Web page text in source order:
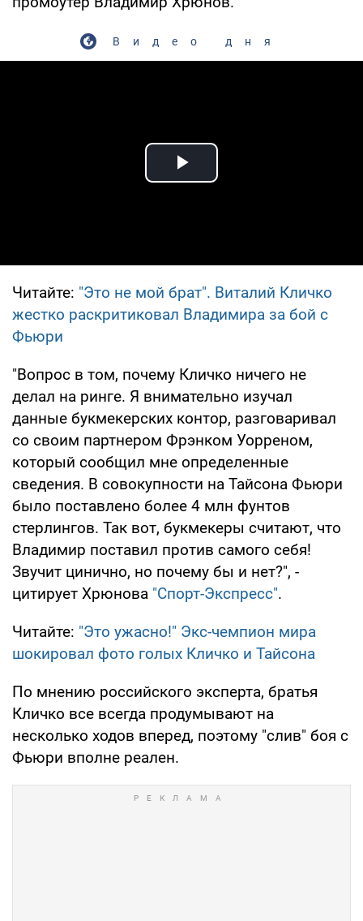
Видео дня
Play Video
Читайте: "Это не мой брат". Виталий Кличко
жестко раскритиковал Владимира за бой с
Фьюри
"Вопрос в том, почему Кличко ничего не
делал на ринге. Я внимательно изучал
данные букмекерских контор, разговаривал
со своим партнером Фрэнком Уорреном,
который сообщил мне определенные
сведения. В совокупности на Тайсона Фьюри
было поставлено более 4 млн фунтов
стерлингов. Так вот, букмекеры считают, что
Владимир поставил против самого себя!
Звучит цинично, но почему бы и нет?", -
цитирует Хрюнова "Спорт-Экспресс".
Читайте: "Это ужасно!" Экс-чемпион мира
шокировал фото голых Кличко и Тайсона
По мнению российского эксперта, братья
Кличко все всегда продумывают на
несколько ходов вперед, поэтому "слив" боя с
Фьюри вполне реален.